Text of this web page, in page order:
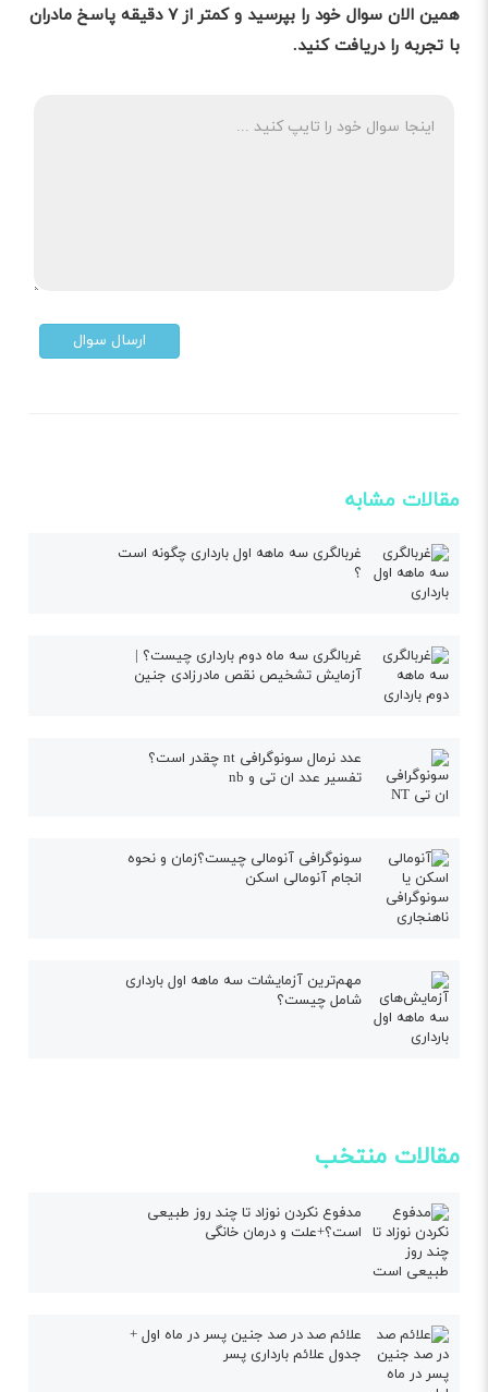
همین الان سوال خود را بپرسید و کمتر از ۷ دقیقه پاسخ مادران
با تجربه را دریافت کنید.
ارسال سوال
مقالات مشابه
غربالگری سه ماهه اول بارداری چگونه است
؟
غربالگری سه ماه دوم بارداری چیست؟ |
آزمایش تشخیص نقص مادرزادی جنین
عدد نرمال سونوگرافی nt چقدر است؟
تفسیر عدد ان تی و nb
سونوگرافی آنومالی چیست؟زمان و نحوه
انجام آنومالی اسکن
مهم‌ترین آزمایشات سه ماهه اول بارداری
شامل چیست؟
مقالات منتخب
مدفوع نکردن نوزاد تا چند روز طبیعی
است؟+علت و درمان خانگی
علائم صد در صد جنین پسر در ماه اول +
جدول علائم بارداری پسر